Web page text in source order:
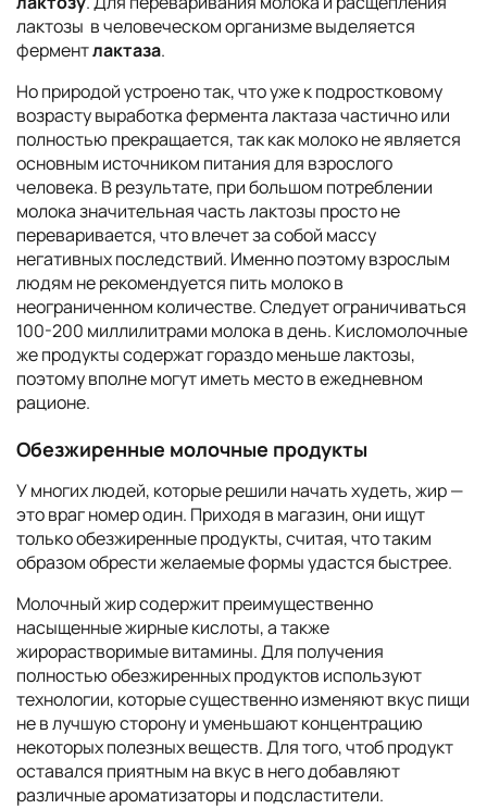
лактозы в человеческом организме выделяется
ферментлактаза.
Но природой устроено так, что уже к подростковому
возрасту выработка фермента лактаза частично или
полностью прекращается, так как молоко не является
основным источником питания для взрослого
человека. В результате, при большом потреблении
молока значительная часть лактозы просто не
переваривается, что влечет за собой массу
негативных последствий. Именно поэтому взрослым
людям не рекомендуется пить молоко в
неограниченном количестве. Следует ограничиваться
100-200 миллилитрами молока в день. Кисломолочные
же продукты содержат гораздо меньше лактозы,
поэтому вполне могут иметь место в ежедневном
рационе.
Обезжиренные молочные продукты
У многих людей, которые решили начать худеть, жир —
это враг номер один. Приходя в магазин, они ищут
только обезжиренные продукты, считая, что таким
образом обрести желаемые формы удастся быстрее.
Молочный жир содержит преимущественно
насыщенные жирные кислоты, а также
жирорастворимые витамины. Для получения
полностью обезжиренных продуктов используют
технологии, которые существенно изменяют вкус пищи
не в лучшую сторону и уменьшают концентрацию
некоторых полезных веществ. Для того, чтоб продукт
оставался приятным на вкус в него добавляют
различные ароматизаторы и подсластители.